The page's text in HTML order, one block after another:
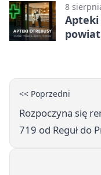
8
Apteki
<< Poprzedni
Rozpoczyna się
719 od Reguł do